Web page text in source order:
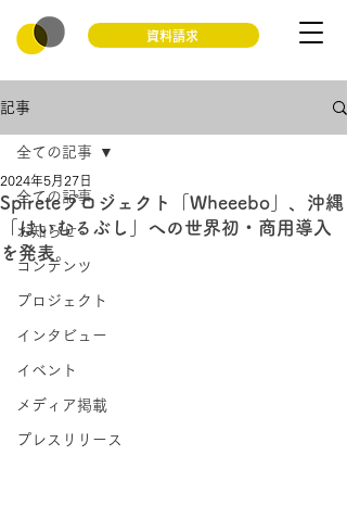
資料請求
記事
全ての記事
お知らせ
コンテンツ
プロジェクト
インタビュー
イベント
メディア掲載
プレスリリース
全ての記事
Spireteプロジェクト「Wheeebo」、沖縄
「はいむるぶし」への世界初・商用導入
を発表。
2024年5月27日